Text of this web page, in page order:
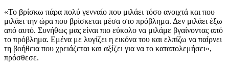
«Το βρίσκω πάρα πολύ γενναίο που μιλάει τόσο ανοιχτά και που
μιλάει την ώρα που βρίσκεται μέσα στο πρόβλημα. Δεν μιλάει έξω
από αυτό. Συνήθως μας είναι πιο εύκολο να μιλάμε βγαίνοντας από
το πρόβλημα. Εμένα με λυγίζει η εικόνα του και ελπίζω να παίρνει
τη βοήθεια που χρειάζεται και αξίζει για να το καταπολεμήσει»,
πρόσθεσε.